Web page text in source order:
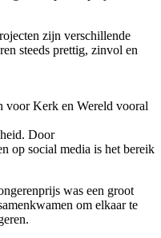
zijn verschillende
steeds prettig, zinvol en
voor Kerk en Wereld vooral
Door
op social media is het bereik
was een groot
om elkaar te